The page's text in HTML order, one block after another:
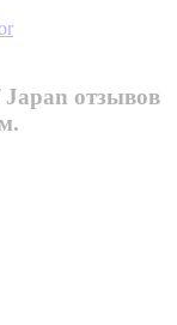
Japan отзывов